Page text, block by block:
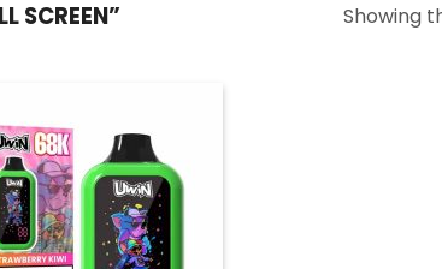
SCREEN” Showing